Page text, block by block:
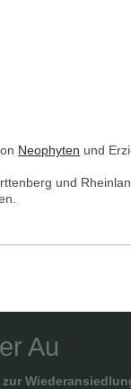
Neophyten und
und
Au
zur